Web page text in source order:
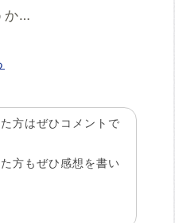
か…
方はぜひコメントで
方もぜひ感想を書い